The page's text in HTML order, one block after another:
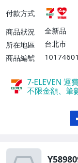
貨付款【
付款方式
商品狀況
全新品
所在地區
台北市
商品編號
7-ELEVEN 運
不限金額、筆